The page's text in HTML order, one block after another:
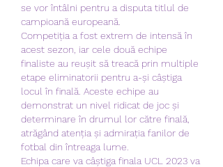
se vor întâlni pentru a disputa titlul de
campioană europeană.
Competiția a fost extrem de intensă în
acest sezon, iar cele două echipe
finaliste au reușit să treacă prin multiple
etape eliminatorii pentru a-și câștiga
locul în finală. Aceste echipe au
demonstrat un nivel ridicat de joc și
determinare în drumul lor către finală,
atrăgând atenția și admirația fanilor de
fotbal din întreaga lume.
Echipa care va câștiga finala UCL 2023 va